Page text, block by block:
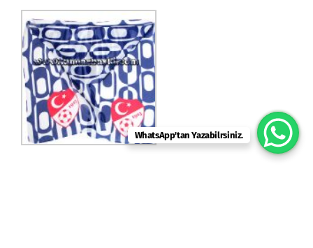
WhatsApp'tan Yazabilrsiniz.